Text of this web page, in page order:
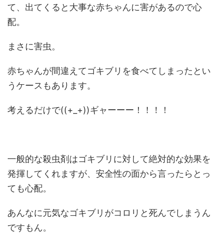
て、出てくると大事な赤ちゃんに害があるので心
配。
まさに害虫。
赤ちゃんが間違えてゴキブリを食べてしまったとい
うケースもあります。
考えるだけで((+_+))ギャーーー！！！！
一般的な殺虫剤はゴキブリに対して絶対的な効果を
発揮してくれますが、安全性の面から言ったらとっ
ても心配。
あんなに元気なゴキブリがコロリと死んでしまうん
ですもん。